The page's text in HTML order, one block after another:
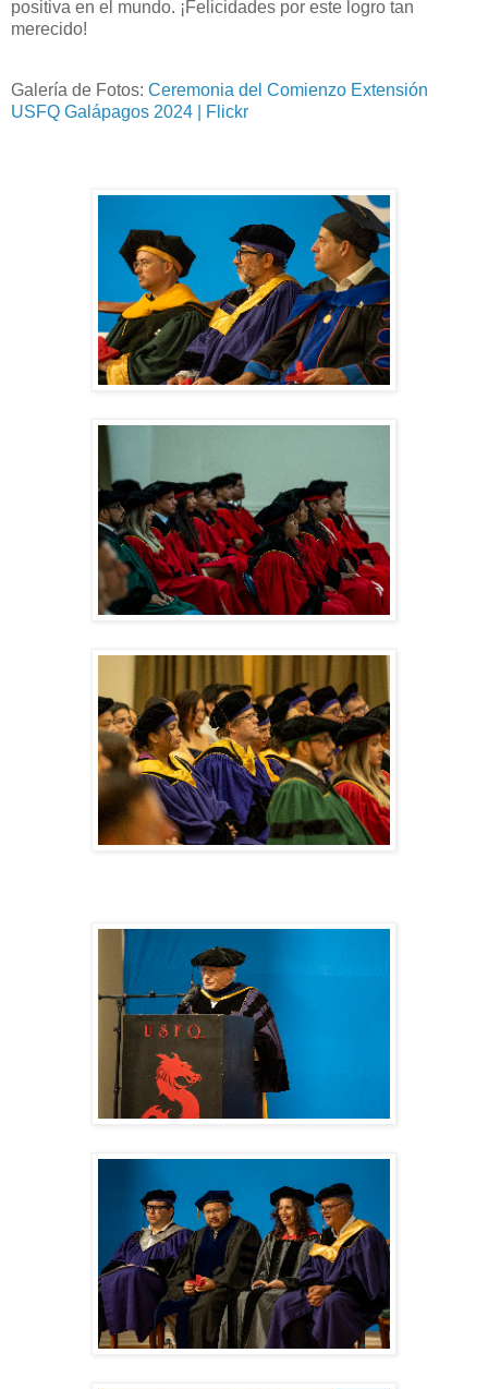
positiva en el mundo. ¡Felicidades por este logro tan
merecido!
Galería de Fotos: Ceremonia del Comienzo Extensión
USFQ Galápagos 2024 | Flickr